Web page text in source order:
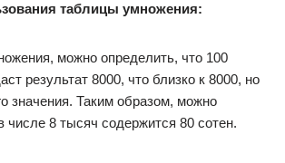
таблицы умножения:
можно определить, что 100
результат 8000, что близко к 8000, но
значения. Таким образом, можно
числе 8 тысяч содержится 80 сотен.